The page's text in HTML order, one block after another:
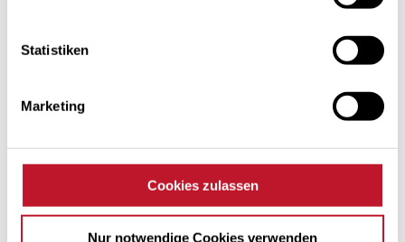
Statistiken
Marketing
Cookies zulassen
Nur notwendige Cookies verwenden
Kohlekraftwerks Lünen.
Stadtwerke Lünen erfolgt über die
Kraftwerksgelände. Die Wärmetauscher können
sowohl mit Dampf aus dem normalen
Kraftwerksprozess, als auch über
Hilfsdampferzeuger beschickt werden. So kann